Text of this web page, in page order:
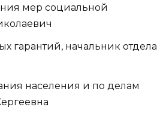
мер социальной
гарантий, начальник отдела
населения и по делам